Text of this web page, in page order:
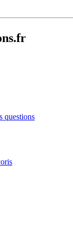
questions